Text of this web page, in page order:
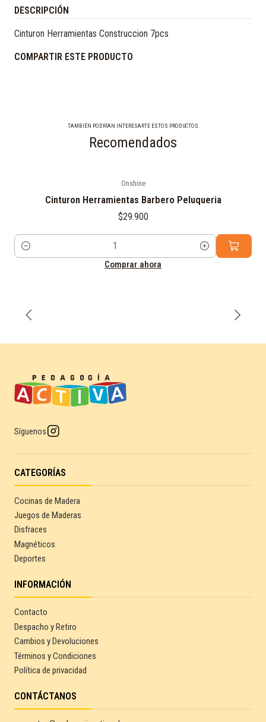
DESCRIPCIÓN
Cinturon Herramientas Construccion 7pcs
COMPARTIR ESTE PRODUCTO
TAMBIÉN PODRÍAN INTERESARTE ESTOS PRODUCTOS
Recomendados
Onshine
Cinturon Herramientas Barbero Peluqueria
$29.900
Cantidad
Comprar ahora
Síguenos
CATEGORÍAS
Cocinas de Madera
Juegos de Maderas
Disfraces
Magnéticos
Deportes
INFORMACIÓN
Contacto
Despacho y Retiro
Cambios y Devoluciones
Términos y Condiciones
Política de privacidad
CONTÁCTANOS